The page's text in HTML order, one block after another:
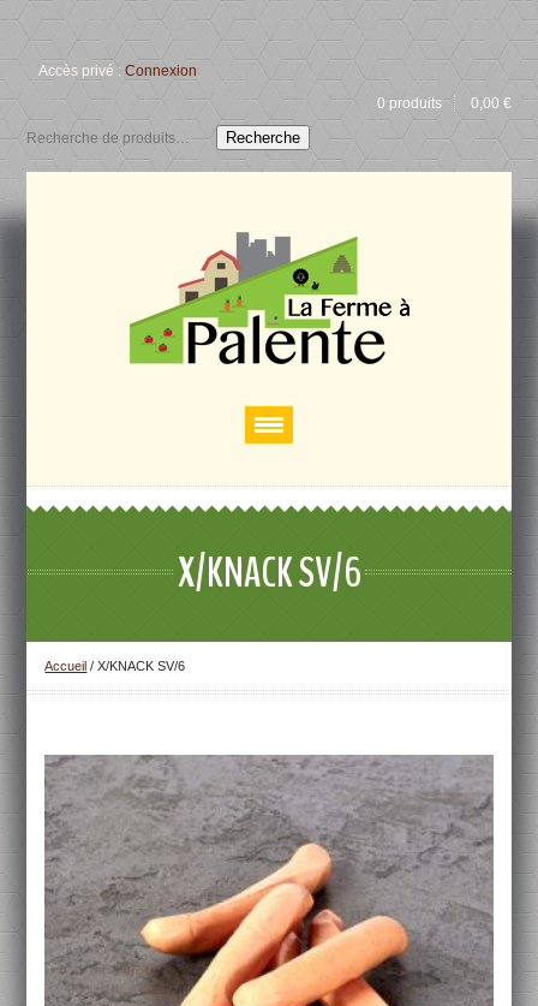
Accès privé :Connexion
0 produits
0,00 €
Recherche
X/KNACK SV/6
Accueil /X/KNACK SV/6